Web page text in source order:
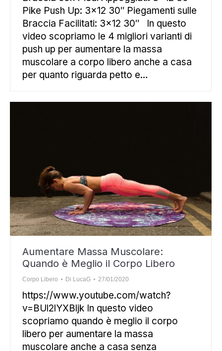
Pike Push Up: 3×12 30″ Piegamenti sulle
Braccia Facilitati: 3×12 30″ In questo
video scopriamo le 4 migliori varianti di
push up per aumentare la massa
muscolare a corpo libero anche a casa
per quanto riguarda petto e…
Aumentare Massa Muscolare:
Quando è Meglio il Corpo Libero
Corpo Libero Di LucaG 27/01/2020
https://www.youtube.com/watch?
v=BUl2lYXBljk In questo video
scopriamo quando è meglio il corpo
libero per aumentare la massa
muscolare anche a casa senza